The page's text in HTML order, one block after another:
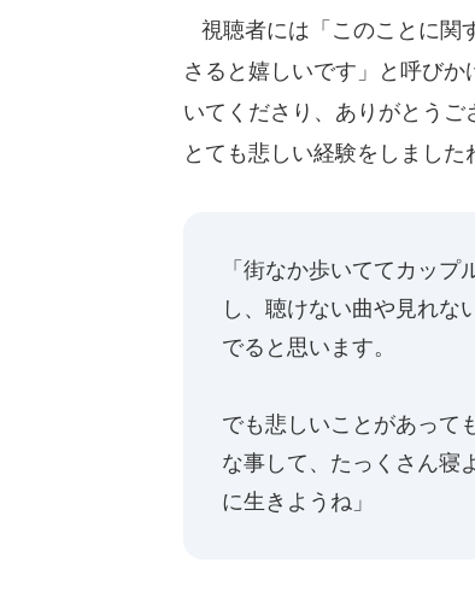
視聴者には「このことに関
さると嬉しいです」と呼び
いてくださり、ありがとうご
とても悲しい経験をしました
「街なか歩いててカッ
し、聴けない曲や見れな
でると思います。
でも悲しいことがあって
な事して、たっくさん寝
に生きようね」